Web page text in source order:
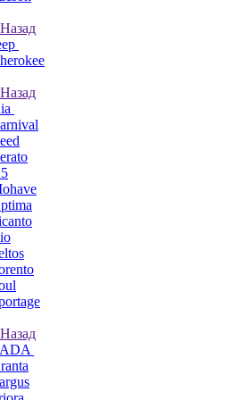
Назад
Назад
Назад